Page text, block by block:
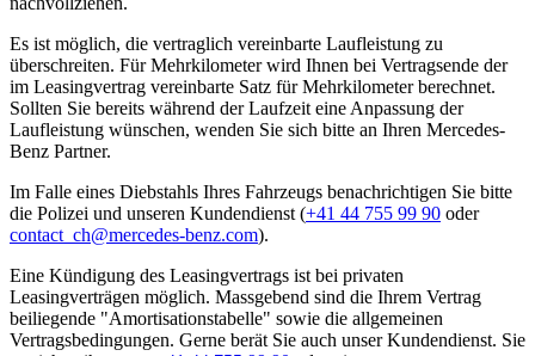
Es ist möglich, die vertraglich vereinbarte Laufleistung zu
überschreiten. Für Mehrkilometer wird Ihnen bei Vertragsende der
im Leasingvertrag vereinbarte Satz für Mehrkilometer berechnet.
Sollten Sie bereits während der Laufzeit eine Anpassung der
Laufleistung wünschen, wenden Sie sich bitte an Ihren Mercedes-
Benz Partner.
Im Falle eines Diebstahls Ihres Fahrzeugs benachrichtigen Sie bitte
die Polizei und unseren Kundendienst (+41 44 755 99 90 oder
contact_ch@mercedes-benz.com).
Eine Kündigung des Leasingvertrags ist bei privaten
Leasingverträgen möglich. Massgebend sind die Ihrem Vertrag
beiliegende "Amortisationstabelle" sowie die allgemeinen
Vertragsbedingungen. Gerne berät Sie auch unser Kundendienst. Sie